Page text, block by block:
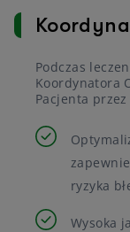
Podczas
Koordynatora
Pacjenta przez
ryzyka
Wysoka